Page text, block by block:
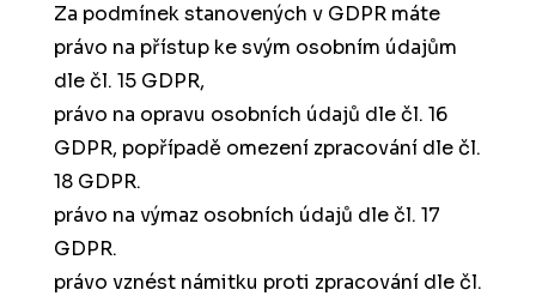
Za podmínek stanovených v GDPR máte
právo na přístup ke svým osobním údajům
dle čl. 15 GDPR,
právo na opravu osobních údajů dle čl. 16
GDPR, popřípadě omezení zpracování dle čl.
18 GDPR.
právo na výmaz osobních údajů dle čl. 17
GDPR.
právo vznést námitku proti zpracování dle čl.